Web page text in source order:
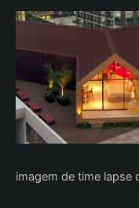
imagem de time lapse